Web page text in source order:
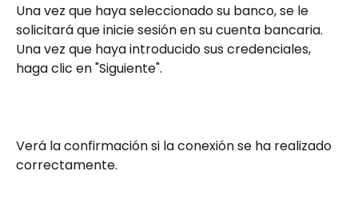
Una vez que haya seleccionado su banco, se le
solicitará que inicie sesión en su cuenta bancaria.
Una vez que haya introducido sus credenciales,
haga clic en "Siguiente".
Verá la confirmación si la conexión se ha realizado
correctamente.